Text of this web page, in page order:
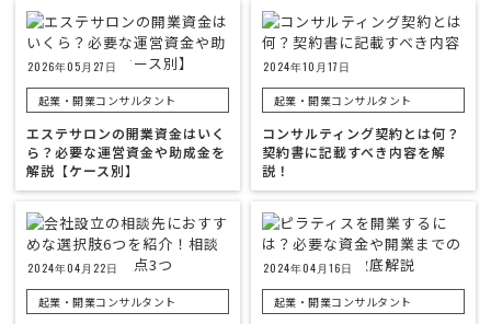
2026年05月27日
起業・開業コンサルタント
エステサロンの開業資金はいく
ら？必要な運営資金や助成金を
解説【ケース別】
2024年10月17日
起業・開業コンサルタント
コンサルティング契約とは何？
契約書に記載すべき内容を解
説！
2024年04月22日
起業・開業コンサルタント
2024年04月16日
起業・開業コンサルタント